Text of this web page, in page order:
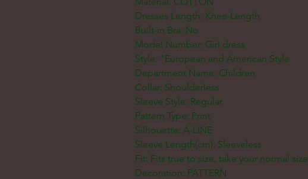
Dresses Length: Knee-Length
Built-in Bra: No
Model Number: Girl dress
Style: "European and American Style
Department Name: Children
Collar: Shoulderless
Sleeve Style: Regular
Pattern Type: Print
Silhouette: A-LINE
Sleeve Length(cm): Sleeveless
Fit: Fits true to size, take your normal size
Decoration: PATTERN